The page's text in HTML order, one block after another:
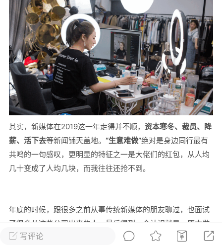
06-08 15:51 电脑端 热点专题
布稳住经济一揽子政策措施
兴日报 6月7日下午，记者从新闻发
悉，为贯彻落实绍兴市经济稳进提质攻
神，绍兴市迅速出台稳住经济一揽子政
以更大力度、更快速度、更...
0 2.6k
06-08 15:43 电脑端 热点专题
社会保障部 国家发展改革委 财政部 税务
扩大阶段性缓缴社会保险费政策实施范
的通知人社部发〔2022〕31号各省、自
写评论
其实，新媒体在2019这一年走得并不顺， 资本寒冬、裁员、降
薪、活下去等新闻铺天盖地。 “生意难做”绝对是身边同行最有
共鸣的一句感叹，更明显的特征之一是大佬们的红包，从人均
几十变成了人均几块，而我往往还抢不到。
年底的时候，跟很多之前从事传统新媒体的朋友聊过，也面试
了很多从这些公司出来的人。最后得到一个认识就是，原本做
小说、做公众号的一波人，都在走下坡路。公司高峰时期有上